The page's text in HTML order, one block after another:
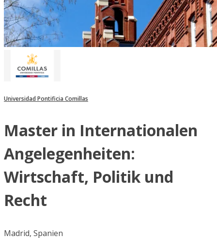
Universidad Pontificia Comillas
Master in Internationalen
Angelegenheiten:
Wirtschaft, Politik und
Recht
Madrid, Spanien